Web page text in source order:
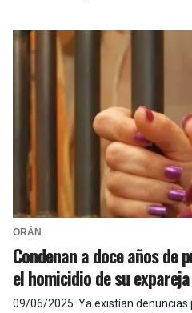
ORÁN
Condenan a doce años de
el homicidio de su expareja
09/06/2025 Ya existían